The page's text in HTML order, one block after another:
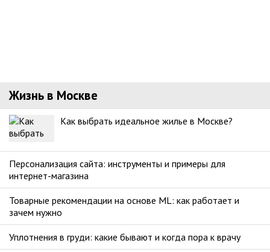
Жизнь в Москве
Как выбрать идеальное жилье в Москве?
Персонализация сайта: инструменты и примеры для
интернет-магазина
Товарные рекомендации на основе ML: как работает и
зачем нужно
Уплотнения в груди: какие бывают и когда пора к врачу